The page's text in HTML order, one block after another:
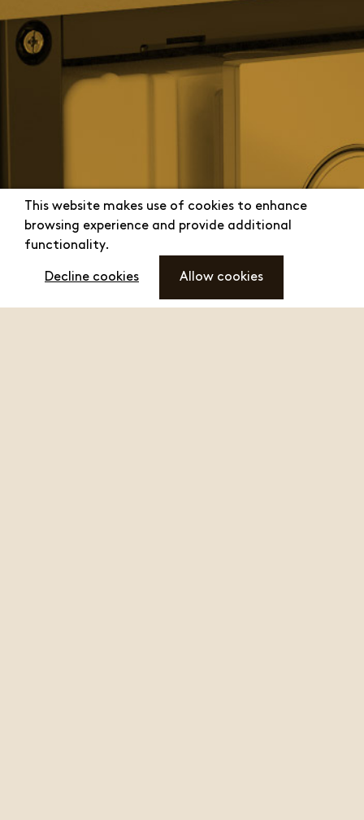
This website makes use of cookies to enhance
browsing experience and provide additional
functionality.
Decline cookies Allow cookies